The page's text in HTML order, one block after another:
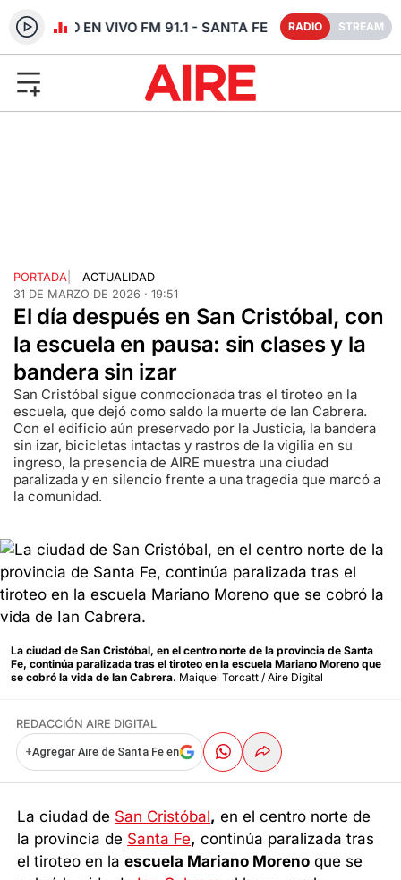
RADIO EN VIVO FM 91.1 - SANTA FE RADIO STREAM
PORTADA
ACTUALIDAD
31 DE MARZO DE 2026 · 19:51
El día después en San Cristóbal, con
la escuela en pausa: sin clases y la
bandera sin izar
San Cristóbal sigue conmocionada tras el tiroteo en la
escuela, que dejó como saldo la muerte de Ian Cabrera.
Con el edificio aún preservado por la Justicia, la bandera
sin izar, bicicletas intactas y rastros de la vigilia en su
ingreso, la presencia de AIRE muestra una ciudad
paralizada y en silencio frente a una tragedia que marcó a
la comunidad.
La ciudad de San Cristóbal, en el centro norte de la provincia de Santa
Fe, continúa paralizada tras el tiroteo en la escuela Mariano Moreno que
se cobró la vida de Ian Cabrera. Maiquel Torcatt / Aire Digital
REDACCIÓN AIRE DIGITAL
+Agregar Aire de Santa Fe en
La ciudad de San Cristóbal, en el centro norte de
la provincia de Santa Fe, continúa paralizada tras
el tiroteo en laescuela Mariano Moreno que se